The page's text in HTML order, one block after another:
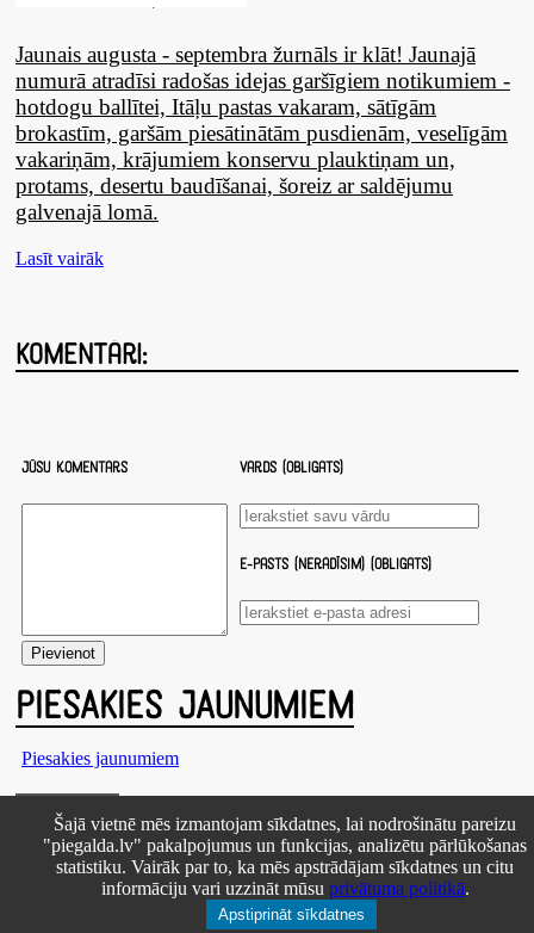
Jaunais augusta - septembra žurnāls ir klāt! Jaunajā
numurā atradīsi radošas idejas garšīgiem notikumiem -
hotdogu ballītei, Itāļu pastas vakaram, sātīgām
brokastīm, garšām piesātinātām pusdienām, veselīgām
vakariņām, krājumiem konservu plauktiņam un,
protams, desertu baudīšanai, šoreiz ar saldējumu
galvenajā lomā.
Lasīt vairāk
Komentāri:
Jūsu komentārs Vārds (obligāts)
E-pasts (nerādīsim) (obligāts)
PIESAKIES JAUNUMIEM
Piesakies jaunumiem
Kontakti
Reklāma Par mums
Autortiesības
PRIVĀTUMA POLITIKA
NOTEIKUMI – DISTANCES
LĪGUMS
Uz augšu ↑
© 2026 Visas tiesības aizsargātas
Šajā vietnē mēs izmantojam sīkdatnes, lai nodrošinātu pareizu
"piegalda.lv" pakalpojumus un funkcijas, analizētu pārlūkošanas
statistiku. Vairāk par to, ka mēs apstrādājam sīkdatnes un citu
informāciju vari uzzināt mūsu privātuma politikā.
Apstiprināt sīkdatnes